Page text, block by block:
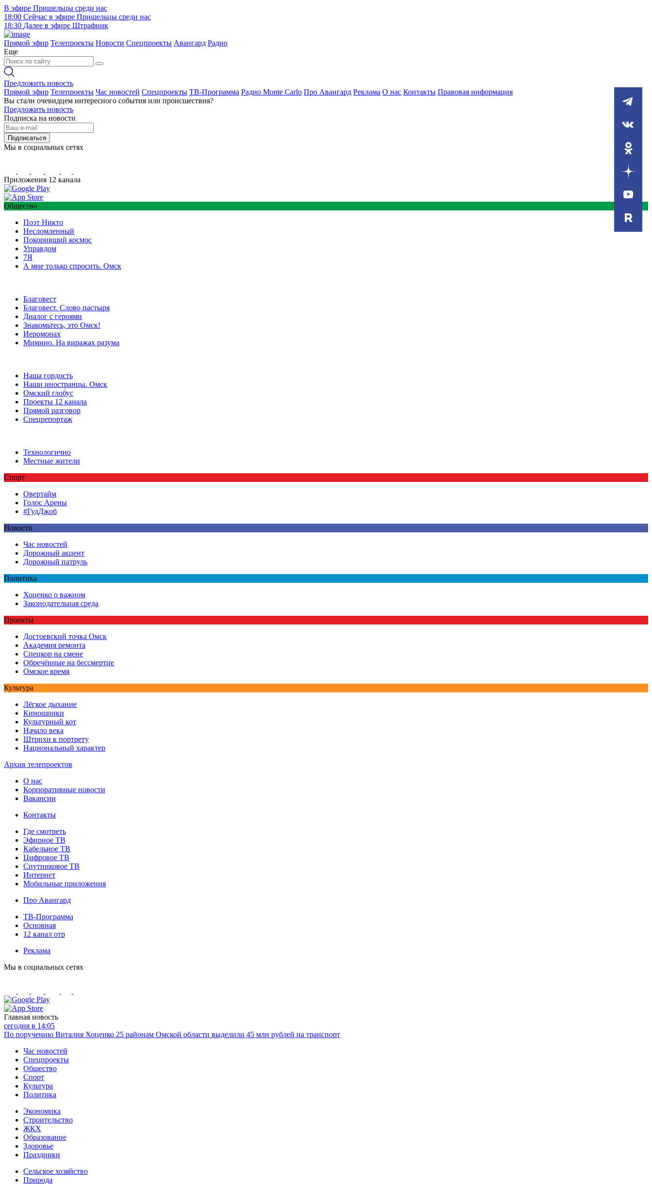
В эфире Пришельцы среди нас
18:00 Сейчас в эфире Пришельцы среди нас
18:30 Далее в эфире Штрафник
Прямой эфир Телепроекты Новости Спецпроекты Авангард Радио
Еще
Предложить новость
Прямой эфир Телепроекты Час новостей Спецпроекты ТВ-Программа Радио Monte Carlo Про Авангард Реклама О нас Контакты Правовая информация
Вы стали очевидцем интересного события или происшествия?
Предложить новость
Подписка на новости
Подписаться
Мы в социальных сетях
Приложения 12 канала
Общество
Поэт Никто
Несломленный
Покоривший космос
Управдом
7Я
А мне только спросить. Омск
Благовест
Благовест. Слово пастыря
Диалог с героями
Знакомьтесь, это Омск!
Иеромонах
Мимино. На виражах разума
Наша гордость
Наши иностранцы. Омск
Омский глобус
Проекты 12 канала
Прямой разговор
Спецрепортаж
Технологично
Местные жители
Спорт
Овертайм
Голос Арены
#ГудДжоб
Новости
Час новостей
Дорожный акцент
Дорожный патруль
Политика
Хоценко о важном
Законодательная среда
Проекты
Достоевский точка Омск
Академия ремонта
Спецкор на смене
Обречённые на бессмертие
Омское время
Культура
Лёгкое дыхание
Киношники
Культурный кот
Начало века
Штрихи к портрету
Национальный характер
Архив телепроектов
О нас
Корпоративные новости
Вакансии
Контакты
Где смотреть
Эфирное ТВ
Кабельное ТВ
Цифровое ТВ
Спутниковое ТВ
Интернет
Мобильные приложения
Про Авангард
ТВ-Программа
Основная
12 канал отр
Реклама
Мы в социальных сетях
Главная новость
сегодня в 14:05
По поручению Виталия Хоценко 25 районам Омской области выделили 45 млн рублей на транспорт
Час новостей
Спецпроекты
Общество
Спорт
Культура
Политика
Экономика
Строительство
ЖКХ
Образование
Здоровье
Праздники
Сельское хозяйство
Природа